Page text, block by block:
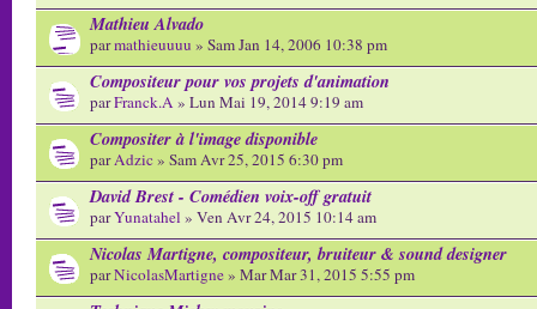
Mathieu Alvado
parmathieuuuu » Sam Jan 14, 2006 10:38 pm
Compositeur pour vos projets d'animation
parFranck.A » Lun Mai 19, 2014 9:19 am
Compositer à l'image disponible
parAdzic» Sam Avr 25, 2015 6:30 pm
David Brest - Comédien voix-off gratuit
parYunatahel » Ven Avr 24, 2015 10:14 am
Nicolas Martigne, compositeur, bruiteur & sound designer
parNicolasMartigne» Mar Mar 31, 2015 5:55 pm